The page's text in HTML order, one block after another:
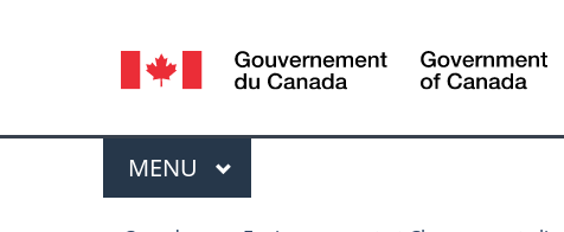
Sélection
de
la
langue
Menu
MENU PRINCIPAL